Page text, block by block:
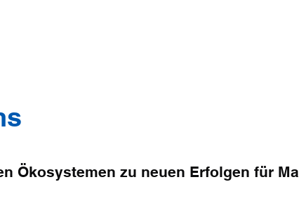
Ökosystemen zu neuen Erfolgen für